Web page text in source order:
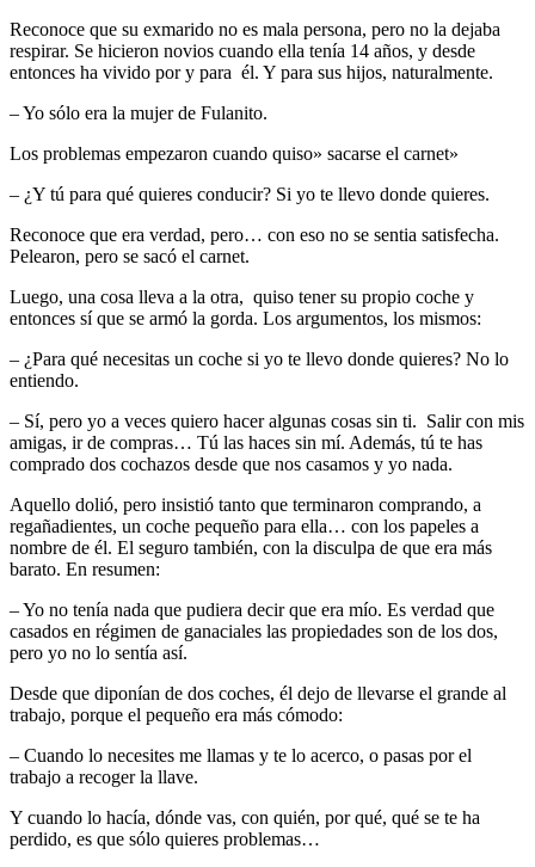
Reconoce que su exmarido no es mala persona, pero no la dejaba
respirar. Se hicieron novios cuando ella tenía 14 años, y desde
entonces ha vivido por y para él. Y para sus hijos, naturalmente.
– Yo sólo era la mujer de Fulanito.
Los problemas empezaron cuando quiso» sacarse el carnet»
– ¿Y tú para qué quieres conducir? Si yo te llevo donde quieres.
Reconoce que era verdad, pero… con eso no se sentia satisfecha.
Pelearon, pero se sacó el carnet.
Luego, una cosa lleva a la otra, quiso tener su propio coche y
entonces sí que se armó la gorda. Los argumentos, los mismos:
– ¿Para qué necesitas un coche si yo te llevo donde quieres? No lo
entiendo.
– Sí, pero yo a veces quiero hacer algunas cosas sin ti. Salir con mis
amigas, ir de compras… Tú las haces sin mí. Además, tú te has
comprado dos cochazos desde que nos casamos y yo nada.
Aquello dolió, pero insistió tanto que terminaron comprando, a
regañadientes, un coche pequeño para ella… con los papeles a
nombre de él. El seguro también, con la disculpa de que era más
barato. En resumen:
– Yo no tenía nada que pudiera decir que era mío. Es verdad que
casados en régimen de ganaciales las propiedades son de los dos,
pero yo no lo sentía así.
Desde que diponían de dos coches, él dejo de llevarse el grande al
trabajo, porque el pequeño era más cómodo:
– Cuando lo necesites me llamas y te lo acerco, o pasas por el
trabajo a recoger la llave.
Y cuando lo hacía, dónde vas, con quién, por qué, qué se te ha
perdido, es que sólo quieres problemas…